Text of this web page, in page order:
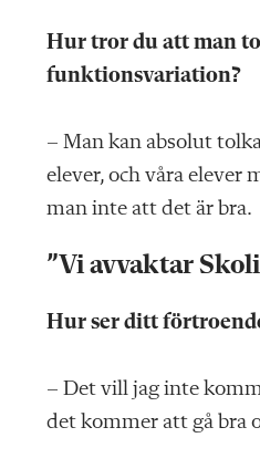
Hur tror du att man
funktionsvariation?
– Man kan absolut
elever, och våra elever
man inte att det är bra.
”Vi avvaktar
Hur ser ditt
– Det vill jag inte
det kommer att gå bra